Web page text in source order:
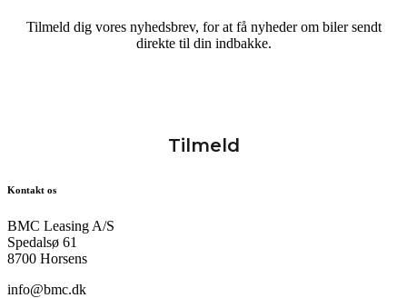
Tilmeld dig vores nyhedsbrev, for at få nyheder om biler sendt
direkte til din indbakke.
Kontakt os
BMC Leasing A/S
Spedalsø 61
8700 Horsens
info@bmc.dk